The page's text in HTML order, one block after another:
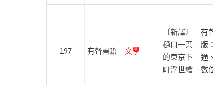
197 有聲書籍 文學
〔新譯〕
樋口一葉
的東京下
町浮世繪
有聲出
版：
通、
數位